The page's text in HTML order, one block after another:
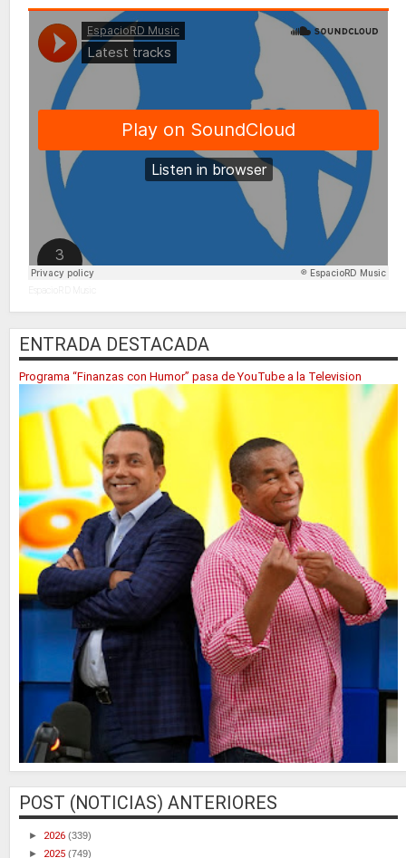
EspacioRD Music
ENTRADA DESTACADA
Programa “Finanzas con Humor” pasa de YouTube a la Television
POST (NOTICIAS) ANTERIORES
► 2026 (339)
► 2025 (749)